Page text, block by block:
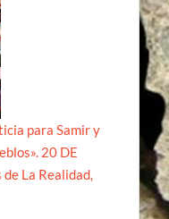
para Samir y
20 DE
La Realidad,